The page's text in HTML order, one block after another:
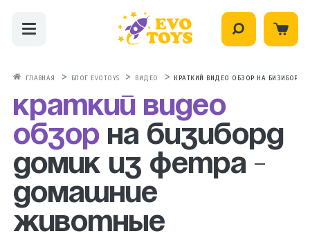
ГЛАВНАЯ БЛОГ EVOTOYS ВИДЕО КРАТКИЙ ВИДЕО ОБЗОР НА
Краткий видео
обзорна бизиборд
домик из фетра -
Домашние
животные